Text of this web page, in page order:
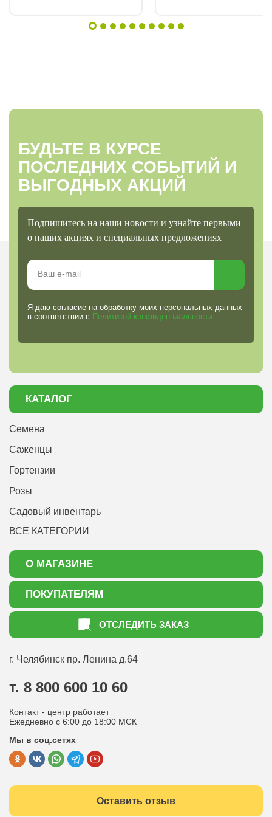
Кальциевая селитра – раз в 10 дней по листу. Калийные
БУДЬТЕ В КУРСЕ
ПОСЛЕДНИХ СОБЫТИЙ И
ВЫГОДНЫХ АКЦИЙ
Подпишитесь на наши новости и узнайте первыми
о наших акциях и специальных предложениях
Я даю согласие на обработку моих персональных данных
в соответствии с Политикой конфиденциальности
КАТАЛОГ
Семена
Саженцы
Гортензии
Розы
Садовый инвентарь
ВСЕ КАТЕГОРИИ
О МАГАЗИНЕ
О нас
Акции
ПОКУПАТЕЛЯМ
Как оформить заказ
Статьи садоводу
Оптовым покупателям
Политика конфиденциальности
Публичная оферта
ОТСЛЕДИТЬ ЗАКАЗ
г. Челябинск пр. Ленина д.64
т. 8 800 600 10 60
Контакт - центр работает
Ежедневно с 6:00 до 18:00 МСК
Мы в соц.сетях
Оставить отзыв